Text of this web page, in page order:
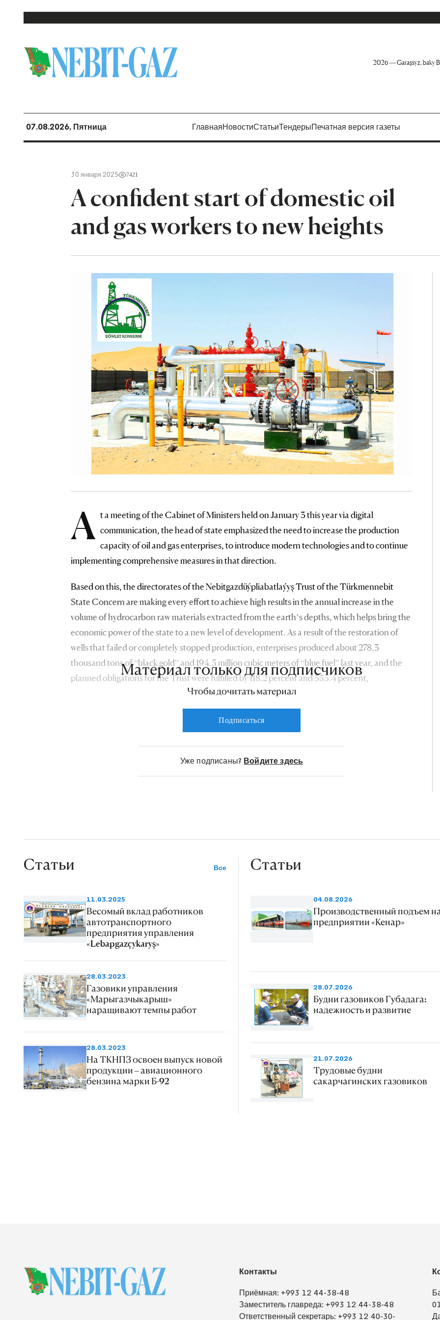
2026 — Garaşsyz, baky
07.08.2026, Пятница ГлавнаяНовостиСтатьиТендерыПечатная версия газеты
30 января 2025 7421
A confident start of domestic oil
and gas workers to new heights
A t a meeting of the Cabinet of Ministers held on January 3 this year via digital
communication, the head of state emphasized the need to increase the production
capacity of oil and gas enterprises, to introduce modern technologies and to continue
implementing comprehensive measures in that direction.
Based on this, the directorates of the Nebitgazdüýpliabatlaýyş Trust of the Türkmennebit
State Concern are making every effort to achieve high results in the annual increase in the
volume of hydrocarbon raw materials extracted from the earth’s depths, which helps bring the
economic power of the state to a new level of development. As a result of the restoration of
wells that failed or completely stopped production, enterprises produced about 278.3
thousand tons of “black gold” and 194.5 million cubic meters of “blue fuel” last year, and the
planned obligations for the Trust were fulfilled by 118.2 percent and 355.4 percent,
Материал только для подписчиков
Чтобы дочитать материал
Подписаться
Уже подписаны? Войдите здесь
Статьи Все
11.03.2025
Весомый вклад работников
автотранспортного
предприятия управления
«Lebapgazçykaryş»
28.03.2023
Газовики управления
«Марыгазчыкарыш»
наращивают темпы работ
28.03.2023
На ТКНПЗ освоен выпуск новой
продукции – авиационного
бензина марки Б-92
Статьи
04.08.2026
Производственный подъем
предприятии «Кенар»
28.07.2026
Будни газовиков Губадага:
надежность и развитие
21.07.2026
Трудовые будни
сакарчагинских газовиков
Контакты
Приёмная: +993 12 44-38-48
Заместитель главреда: +993 12 44-38-48
Ответственный секретарь: +993 12 40-30-